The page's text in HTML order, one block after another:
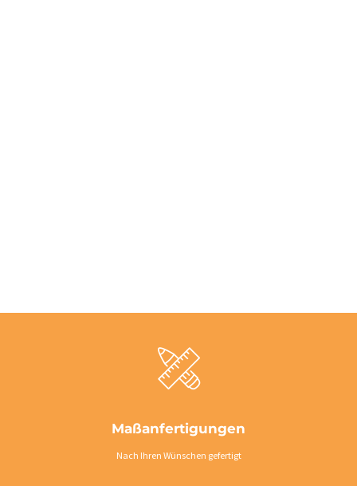
Maßanfertigungen
Nach Ihren Wünschen gefertigt